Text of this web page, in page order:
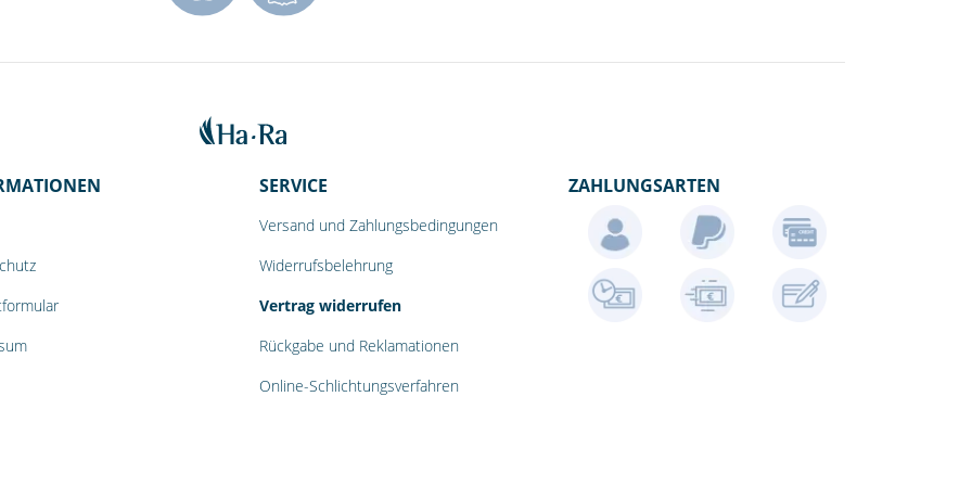
SERVICE
Versand und Zahlungsbedingungen
Widerrufsbelehrung
Vertrag widerrufen
Rückgabe und Reklamationen
Online-Schlichtungsverfahren
ZAHLUNGSARTEN